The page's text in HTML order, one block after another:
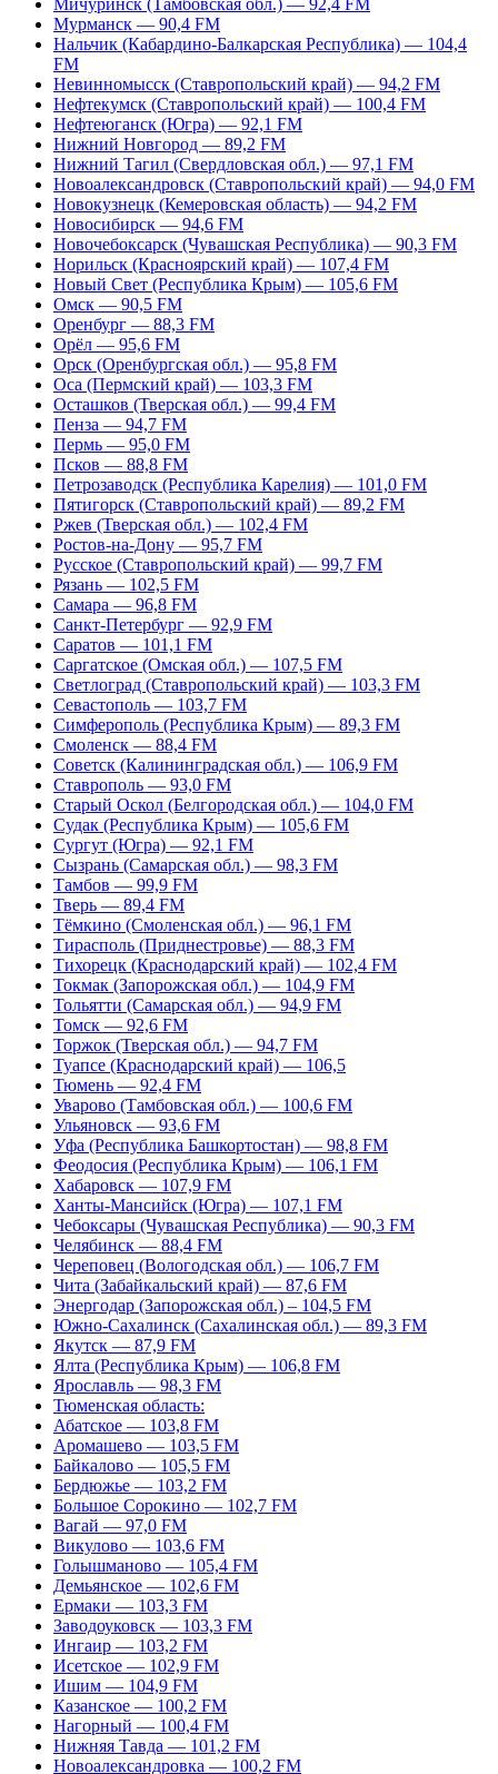
Мичуринск (Тамбовская обл.) — 92,4 FM
Мурманск — 90,4 FM
Нальчик (Кабардино-Балкарская Республика) — 104,4
FM
Невинномысск (Ставропольский край) — 94,2 FM
Нефтекумск (Ставропольский край) — 100,4 FM
Нефтеюганск (Югра) — 92,1 FM
Нижний Новгород — 89,2 FM
Нижний Тагил (Свердловская обл.) — 97,1 FM
Новоалександровск (Ставропольский край) — 94,0 FM
Новокузнецк (Кемеровская область) — 94,2 FM
Новосибирск — 94,6 FM
Новочебоксарск (Чувашская Республика) — 90,3 FM
Норильск (Красноярский край) — 107,4 FM
Новый Свет (Республика Крым) — 105,6 FM
Омск — 90,5 FM
Оренбург — 88,3 FM
Орёл — 95,6 FM
Орск (Оренбургская обл.) — 95,8 FM
Оса (Пермский край) — 103,3 FM
Осташков (Тверская обл.) — 99,4 FM
Пенза — 94,7 FM
Пермь — 95,0 FM
Псков — 88,8 FM
Петрозаводск (Республика Карелия) — 101,0 FM
Пятигорск (Ставропольский край) — 89,2 FM
Ржев (Тверская обл.) — 102,4 FM
Ростов-на-Дону — 95,7 FM
Русское (Ставропольский край) — 99,7 FM
Рязань — 102,5 FM
Самара — 96,8 FM
Санкт-Петербург — 92,9 FM
Саратов — 101,1 FM
Саргатское (Омская обл.) — 107,5 FM
Светлоград (Ставропольский край) — 103,3 FM
Севастополь — 103,7 FM
Симферополь (Республика Крым) — 89,3 FM
Смоленск — 88,4 FM
Советск (Калининградская обл.) — 106,9 FM
Ставрополь — 93,0 FM
Старый Оскол (Белгородская обл.) — 104,0 FM
Судак (Республика Крым) — 105,6 FM
Сургут (Югра) — 92,1 FM
Сызрань (Самарская обл.) — 98,3 FM
Тамбов — 99,9 FM
Тверь — 89,4 FM
Тёмкино (Смоленская обл.) — 96,1 FM
Тирасполь (Приднестровье) — 88,3 FM
Тихорецк (Краснодарский край) — 102,4 FM
Токмак (Запорожская обл.) — 104,9 FM
Тольятти (Самарская обл.) — 94,9 FM
Томск — 92,6 FM
Торжок (Тверская обл.) — 94,7 FM
Туапсе (Краснодарский край) — 106,5
Тюмень — 92,4 FM
Уварово (Тамбовская обл.) — 100,6 FM
Ульяновск — 93,6 FM
Уфа (Республика Башкортостан) — 98,8 FM
Феодосия (Республика Крым) — 106,1 FM
Хабаровск — 107,9 FM
Ханты-Мансийск (Югра) — 107,1 FM
Чебоксары (Чувашская Республика) — 90,3 FM
Челябинск — 88,4 FM
Череповец (Вологодская обл.) — 106,7 FM
Чита (Забайкальский край) — 87,6 FM
Энергодар (Запорожская обл.) – 104,5 FM
Южно-Сахалинск (Сахалинская обл.) — 89,3 FM
Якутск — 87,9 FM
Ялта (Республика Крым) — 106,8 FM
Ярославль — 98,3 FM
Тюменская область:
Абатское — 103,8 FM
Аромашево — 103,5 FM
Байкалово — 105,5 FM
Бердюжье — 103,2 FM
Большое Сорокино — 102,7 FM
Вагай — 97,0 FM
Викулово — 103,6 FM
Голышманово — 105,4 FM
Демьянское — 102,6 FM
Ермаки — 103,3 FM
Заводоуковск — 103,3 FM
Ингаир — 103,2 FM
Исетское — 102,9 FM
Ишим — 104,9 FM
Казанское — 100,2 FM
Нагорный — 100,4 FM
Нижняя Тавда — 101,2 FM
Новоалександровка — 100,2 FM